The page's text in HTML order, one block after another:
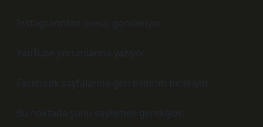
Instagram’dan mesaj gönderiyor
YouTube yorumlarına yazıyor
Facebook sayfalarına geri bildirim bırakıyor
Bu noktada şunu söylemek gerekiyor: